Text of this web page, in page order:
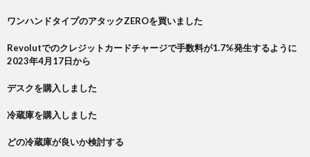
ワンハンドタイプのアタックZEROを買いました
Revolutでのクレジットカードチャージで手数料が1.7%発生するように
2023年4月17日から
デスクを購入しました
冷蔵庫を購入しました
どの冷蔵庫が良いか検討する